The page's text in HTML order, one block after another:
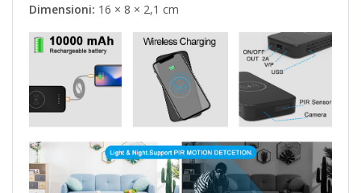
Dimensioni: 16 × 8 × 2,1 cm